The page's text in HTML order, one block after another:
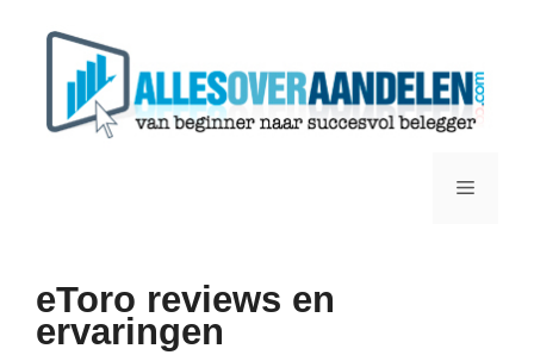
Menu
eToro reviews en
ervaringen